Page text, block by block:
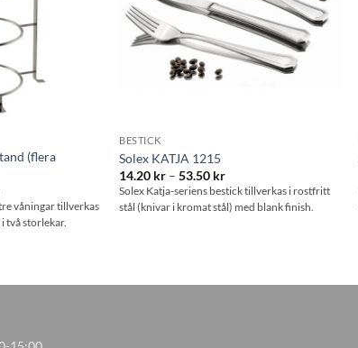
(flera
kr
till
kr
våningar tillverkas
två storlekar.
BESTICK
Solex KATJA 1215
14.20 kr – 53.50 krPrisintervall:
14.20 kr
till
53.50 kr
Solex Katja-seriens bestick tillverkas i rostfritt
stål (knivar i kromat stål) med blank finish.